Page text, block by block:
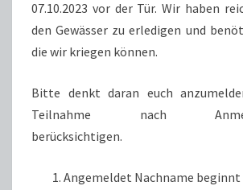
07.10.2023 vor der Tür. Wir haben
den Gewässer zu erledigen und
die wir kriegen können.
Bitte denkt daran euch
Teilnahme nach
berücksichtigen.
Angemeldet Nachname beginnt